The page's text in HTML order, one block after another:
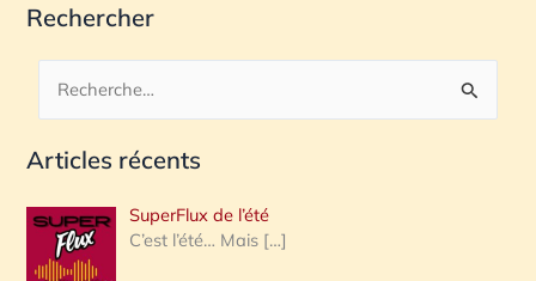
Rechercher
c
e
r
Articles récents
SuperFlux de l’été
C’est l’été… Mais […]